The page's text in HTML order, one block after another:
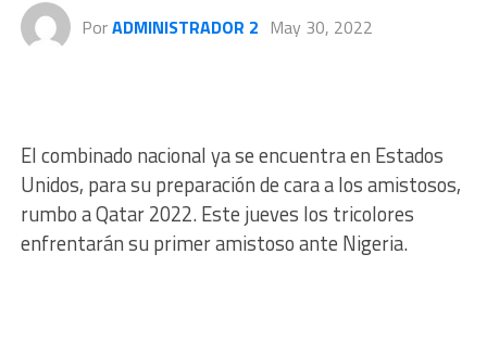
PorADMINISTRADOR 2 May 30, 2022
El combinado nacional ya se encuentra en Estados
Unidos, para su preparación de cara a los amistosos,
rumbo a Qatar 2022. Este jueves los tricolores
enfrentarán su primer amistoso ante Nigeria.